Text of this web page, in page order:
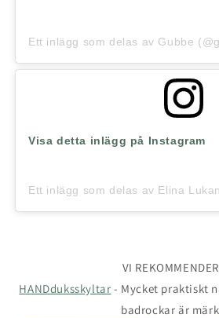
Ett inlägg som delas av Gubbe
Visa detta inlägg på Instagram
Ett inlägg som delas av Elina
VI
HANDduksskyltar - Mycket praktiskt
badrockar är